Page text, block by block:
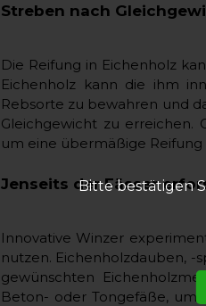
Bitte bestätigen
Streben nach
Die Reifung in Eichenholz
Eichenholz kann die ihm
Rebsorte zu bewahren und
Gleichgewicht zu erreichen.
um eine übermäßige Reifung
Jenseits der Fässer
Innovative Winzer
nutzen. Eichenholzdauben, -
gewünschten
Beton- oder Tongefäße, um